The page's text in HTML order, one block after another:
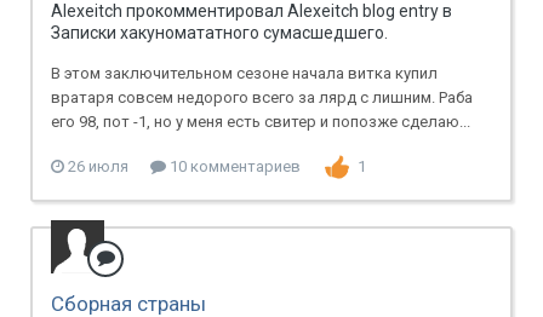
Alexeitch прокомментировал Alexeitch blog entry в
Записки хакуномататного сумасшедшего.
В этом заключительном сезоне начала витка купил
вратаря совсем недорого всего за лярд с лишним. Раба
его 98, пот -1, но у меня есть свитер и попозже сделаю...
26 июля 10 комментариев 1
Сборная страны